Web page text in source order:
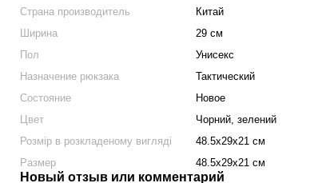
Страна производитель
Китай
Ширина
29 см
Пол
Унисекс
Назначение рюкзака
Тактический
Состояние
Новое
Цвет
Чорний, зелений
Розмір в розкладеному вигляді
48.5х29х21 см
Размер
48.5х29х21 см
Новый отзыв или комментарий